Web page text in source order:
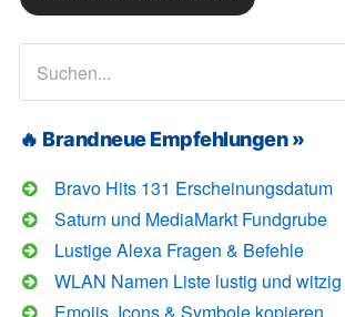
🔥 Brandneue Empfehlungen »
Bravo Hits 131 Erscheinungsdatum
Saturn und MediaMarkt Fundgrube
Lustige Alexa Fragen & Befehle
WLAN Namen Liste lustig und witzig